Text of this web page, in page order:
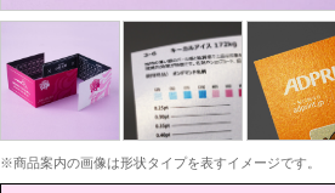
※商品案内の画像は形状タイプを表すイメージです。